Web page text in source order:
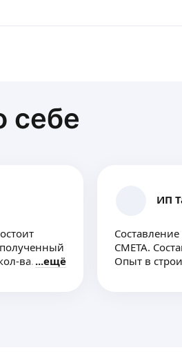
себе
ва
ещё
ИП
СМЕТА.
Опыт в